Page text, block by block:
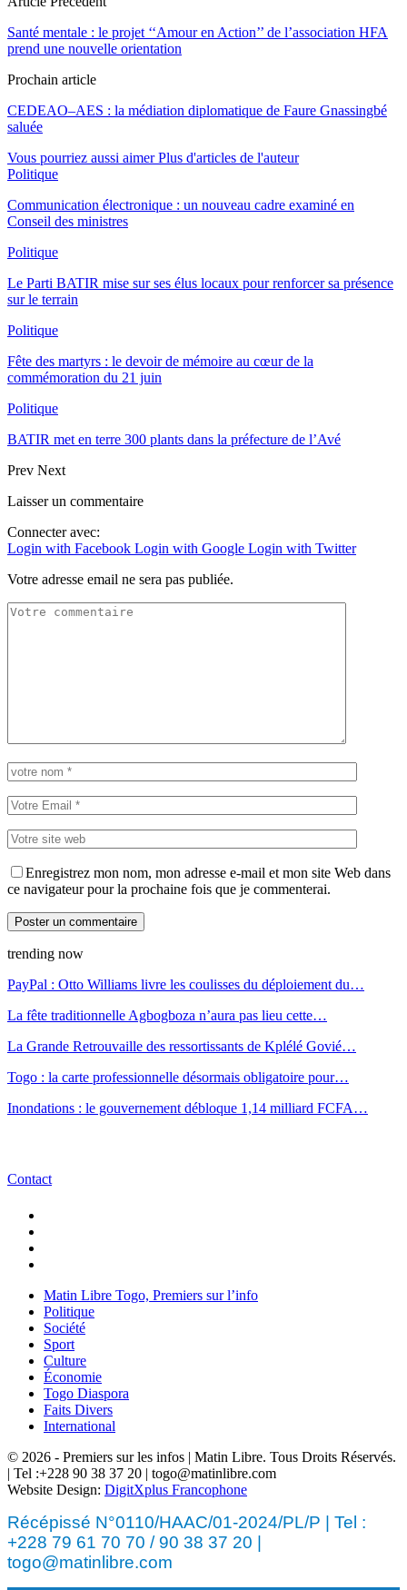
Santé mentale : le projet ‘‘Amour en Action’’ de l’association HFA
prend une nouvelle orientation
Prochain article
CEDEAO–AES : la médiation diplomatique de Faure Gnassingbé
saluée
Vous pourriez aussi aimer Plus d'articles de l'auteur
Politique
Communication électronique : un nouveau cadre examiné en
Conseil des ministres
Politique
Le Parti BATIR mise sur ses élus locaux pour renforcer sa présence
sur le terrain
Politique
Fête des martyrs : le devoir de mémoire au cœur de la
commémoration du 21 juin
Politique
BATIR met en terre 300 plants dans la préfecture de l’Avé
Prev Next
Laisser un commentaire
Connecter avec:
Login with Facebook Login with Google Login with Twitter
Votre adresse email ne sera pas publiée.
Enregistrez mon nom, mon adresse e-mail et mon site Web dans
ce navigateur pour la prochaine fois que je commenterai.
trending now
PayPal : Otto Williams livre les coulisses du déploiement du…
La fête traditionnelle Agbogboza n’aura pas lieu cette…
La Grande Retrouvaille des ressortissants de Kplélé Govié…
Togo : la carte professionnelle désormais obligatoire pour…
Inondations : le gouvernement débloque 1,14 milliard FCFA…
Contact
Matin Libre Togo, Premiers sur l’info
Politique
Société
Sport
Culture
Économie
Togo Diaspora
Faits Divers
International
© 2026 - Premiers sur les infos | Matin Libre. Tous Droits Réservés.
| Tel :+228 90 38 37 20 | togo@matinlibre.com
Website Design: DigitXplus Francophone
Récépissé N°0110/HAAC/01-2024/PL/P | Tel :
+228 79 61 70 70 / 90 38 37 20 |
togo@matinlibre.com